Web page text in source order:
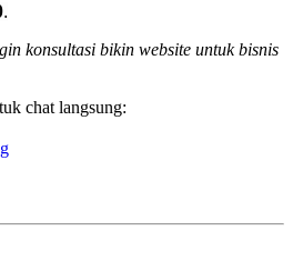
.
konsultasi bikin website untuk bisnis
chat langsung: